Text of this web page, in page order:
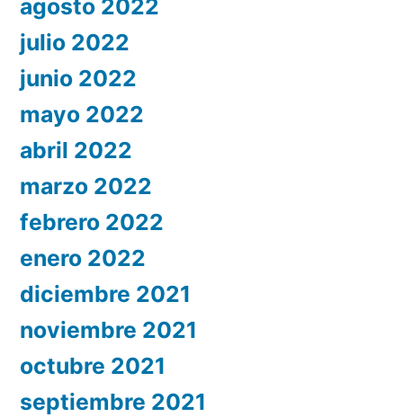
agosto 2022
julio 2022
junio 2022
mayo 2022
abril 2022
marzo 2022
febrero 2022
enero 2022
diciembre 2021
noviembre 2021
octubre 2021
septiembre 2021